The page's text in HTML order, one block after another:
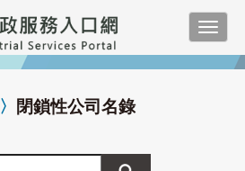
〉 閉鎖性公司名錄